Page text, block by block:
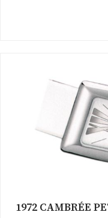
1972 CAMBRÉE